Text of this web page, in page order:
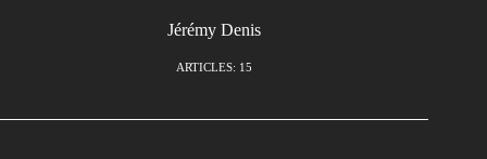
Jérémy Denis
ARTICLES: 15